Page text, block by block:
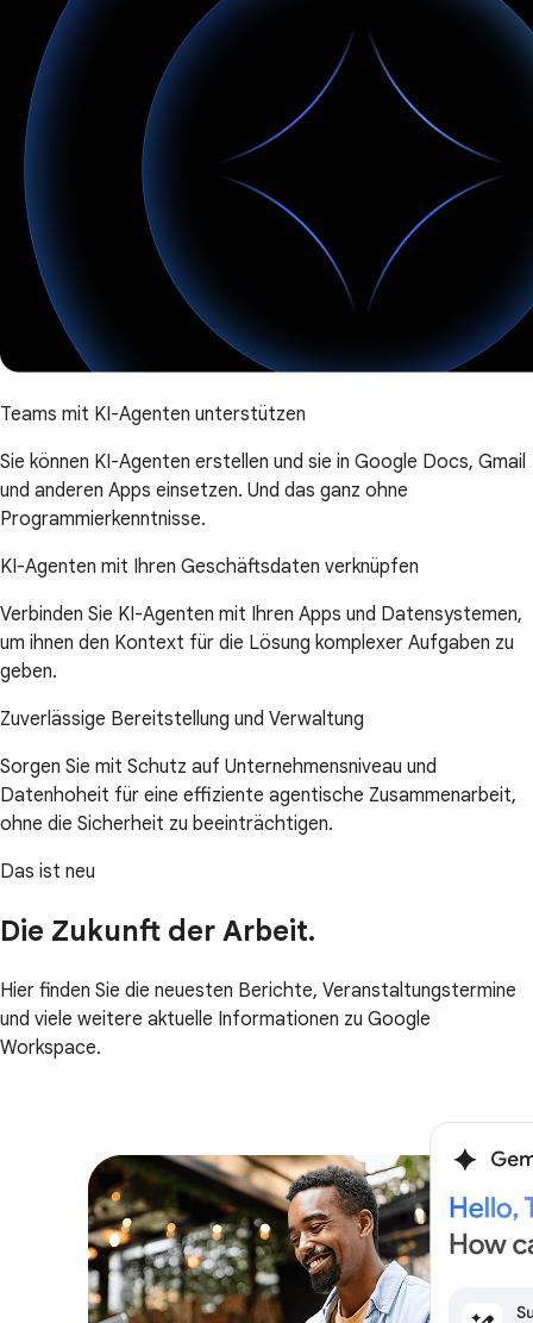
Teams mit KI-Agenten unterstützen
Sie können KI-Agenten erstellen und sie in Google Docs, Gmail
und anderen Apps einsetzen. Und das ganz ohne
Programmierkenntnisse.
KI-Agenten mit Ihren Geschäftsdaten verknüpfen
Verbinden Sie KI-Agenten mit Ihren Apps und Datensystemen,
um ihnen den Kontext für die Lösung komplexer Aufgaben zu
geben.
Zuverlässige Bereitstellung und Verwaltung
Sorgen Sie mit Schutz auf Unternehmensniveau und
Datenhoheit für eine effiziente agentische Zusammenarbeit,
ohne die Sicherheit zu beeinträchtigen.
Das ist neu
Die Zukunft der Arbeit.
Hier finden Sie die neuesten Berichte, Veranstaltungstermine
und viele weitere aktuelle Informationen zu Google
Workspace.